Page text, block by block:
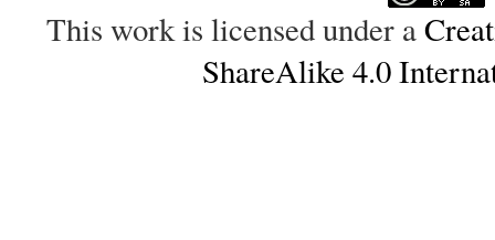
This work is licensed under a
ShareAlike 4.0